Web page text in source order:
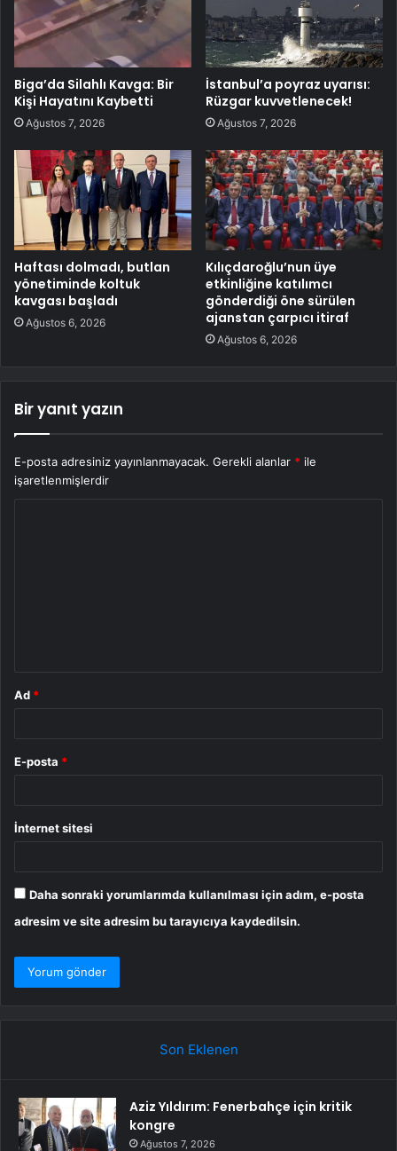
Biga’da Silahlı Kavga: Bir
Kişi Hayatını Kaybetti
Ağustos 7, 2026
İstanbul’a poyraz uyarısı:
Rüzgar kuvvetlenecek!
Ağustos 7, 2026
Haftası dolmadı, butlan
yönetiminde koltuk
kavgası başladı
Ağustos 6, 2026
Kılıçdaroğlu’nun üye
etkinliğine katılımcı
gönderdiği öne sürülen
ajanstan çarpıcı itiraf
Ağustos 6, 2026
Bir yanıt yazın
E-posta adresiniz yayınlanmayacak. Gerekli alanlar * ile
işaretlenmişlerdir
Ad *
E-posta *
İnternet sitesi
Daha sonraki yorumlarımda kullanılması için adım, e-posta
adresim ve site adresim bu tarayıcıya kaydedilsin.
Son Eklenen
Aziz Yıldırım: Fenerbahçe için kritik
kongre
Ağustos 7, 2026